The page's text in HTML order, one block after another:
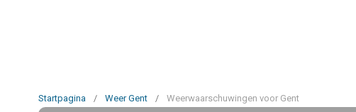
Startpagina / Weer Gent / Weerwaarschuwingen voor Gent